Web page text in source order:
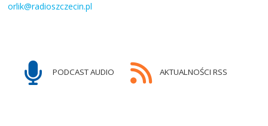
orlik@radioszczecin.pl
PODCAST AUDIO AKTUALNOŚCI RSS